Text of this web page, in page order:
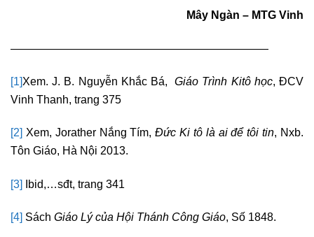
Mây Ngàn – MTG Vinh
———————————————————————
[1]Xem. J. B. Nguyễn Khắc Bá,Giáo Trình Kitô học, ĐCV
Vinh Thanh, trang 375
[2] Xem, Jorather Nắng Tím,Đức Ki tô là ai để tôi tin, Nxb.
Tôn Giáo, Hà Nội 2013.
[3] Ibid,…sđt, trang 341
[4] Sách Giáo Lý của Hội Thánh Công Giáo, Số 1848.